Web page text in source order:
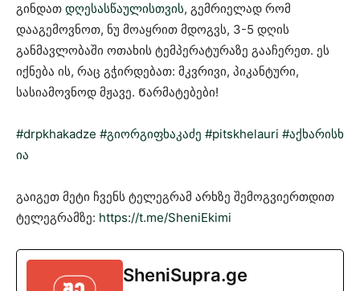
გინდათ დღესასწაულისთვის, გემრიელად რომ
დააგემოვნოთ, ნუ მოაყრით მდოგვს, 3-5 დღის
განმავლობაში ოთახის ტემპერატურაზე გააჩერეთ. ეს
იქნება ის, რაც გჭირდებათ: მკვრივი, პიკანტური,
სასიამოვნოდ მჟავე. Წარმატებები!
#drpkhakadze #გიორგიფხაკაძე #pitskhelauri #აქხარისხ
ია
გაიგეთ მეტი ჩვენს ტელეგრამ არხზე შემოგვიერთდით
ტელეგრამზე: https://t.me/SheniEkimi
SheniSupra.ge